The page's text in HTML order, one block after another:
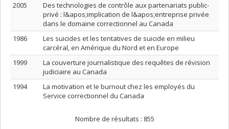
2005
Des technologies de contrôle aux partenariats public-
privé : l&apos;implication de l&apos;entreprise privée
dans le domaine correctionnel au Canada
1986
Les suicides et les tentatives de suicide en milieu
carcéral, en Amérique du Nord et en Europe
1999
La couverture journalistique des requêtes de révision
judiciaire au Canada
1994
La motivation et le burnout chez les employés du
Service correctionnel du Canada
Nombre de résultats : 855